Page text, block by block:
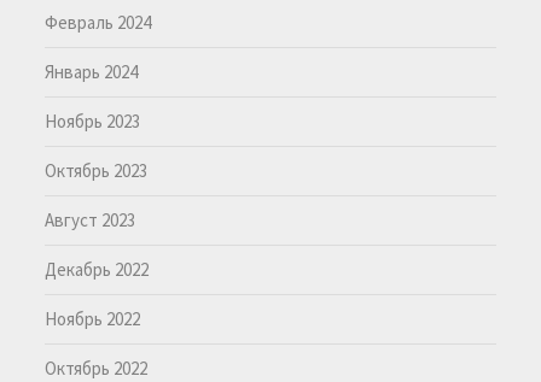
Февраль 2024
Январь 2024
Ноябрь 2023
Октябрь 2023
Август 2023
Декабрь 2022
Ноябрь 2022
Октябрь 2022